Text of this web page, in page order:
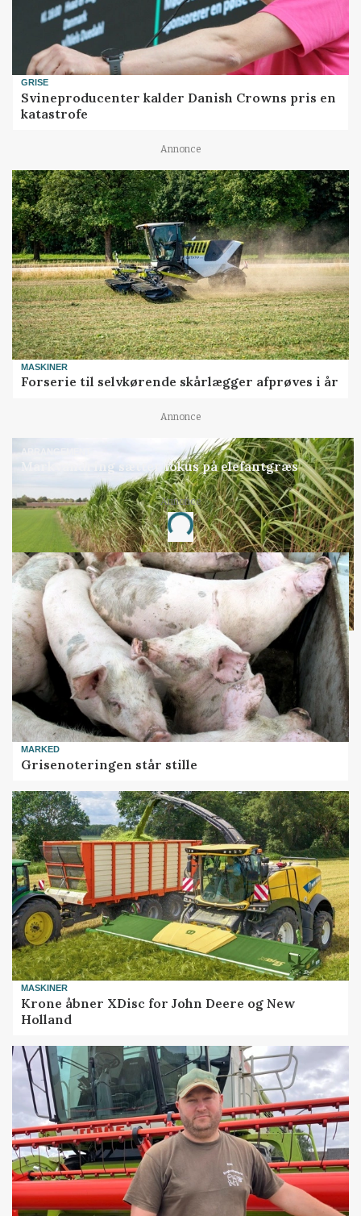
GRISE
Svineproducenter kalder Danish Crowns pris en
katastrofe
Annonce
MASKINER
Forserie til selvkørende skårlægger afprøves i år
Annonce
ARRANGEMENT
Markvandring sætter fokus på elefantgræs
Annonce
Loading...
MARKED
Grisenoteringen står stille
MASKINER
Krone åbner XDisc for John Deere og New
Holland